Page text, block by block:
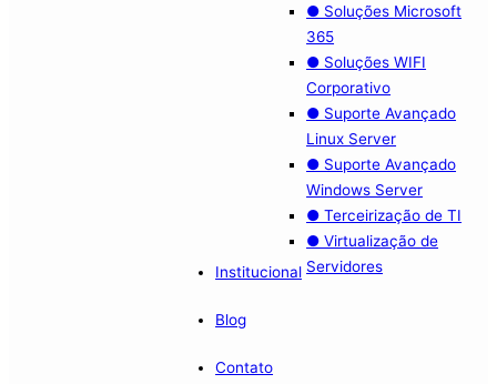
● Soluções Microsoft
365
● Soluções WIFI
Corporativo
● Suporte Avançado
Linux Server
● Suporte Avançado
Windows Server
● Terceirização de TI
● Virtualização de
Servidores
Institucional
Blog
Contato